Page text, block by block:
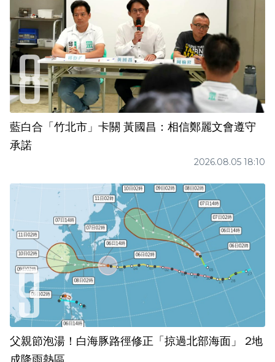
藍白合「竹北市」卡關 黃國昌：相信鄭麗文會遵守
承諾
2026.08.05 18:10
父親節泡湯！白海豚路徑修正「掠過北部海面」 2地